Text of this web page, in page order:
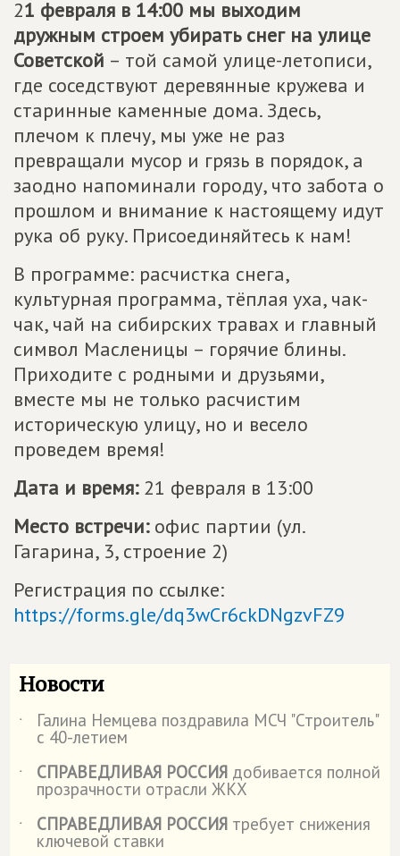
21 февраля в 14:00 мы выходим
дружным строем убирать снег на улице
Советской – той самой улице-летописи,
где соседствуют деревянные кружева и
старинные каменные дома. Здесь,
плечом к плечу, мы уже не раз
превращали мусор и грязь в порядок, а
заодно напоминали городу, что забота о
прошлом и внимание к настоящему идут
рука об руку. Присоединяйтесь к нам!
В программе: расчистка снега,
культурная программа, тёплая уха, чак-
чак, чай на сибирских травах и главный
символ Масленицы – горячие блины.
Приходите с родными и друзьями,
вместе мы не только расчистим
историческую улицу, но и весело
проведем время!
Дата и время:21 февраля в 13:00
Место встречи:офис партии (ул.
Гагарина, 3, строение 2)
Регистрация по ссылке:
https://forms.gle/dq3wCr6ckDNgzvFZ9
Новости
˙ Галина Немцева поздравила МСЧ "Строитель"
с 40-летием
˙
СПРАВЕДЛИВАЯ РОССИЯ добивается полной
прозрачности отрасли ЖКХ
˙
СПРАВЕДЛИВАЯ РОССИЯ требует снижения
ключевой ставки